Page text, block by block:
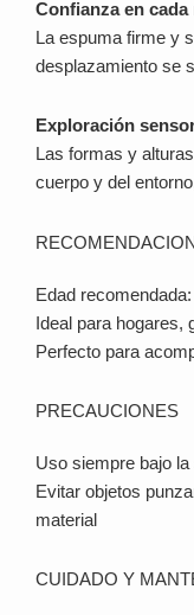
Confianza en
La espuma firme y
desplazamiento se
Exploración
Las formas y
cuerpo y del
Edad
Ideal para hogares,
Perfecto para
PRECAUCIONES
Uso siempre bajo
Evitar objetos
material
CUIDADO Y